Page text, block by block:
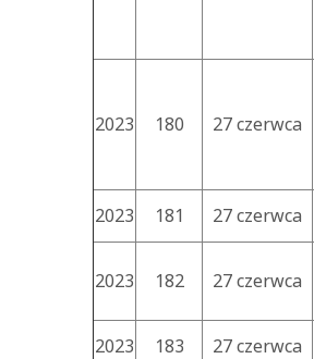
2023 180 27 czerwca
2023 181 27 czerwca
2023 182 27 czerwca
2023 183 27 czerwca